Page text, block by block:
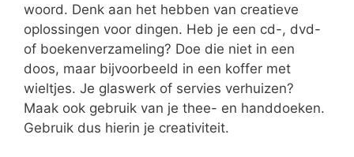
woord. Denk aan het hebben van creatieve
oplossingen voor dingen. Heb je een cd-, dvd-
of boekenverzameling? Doe die niet in een
doos, maar bijvoorbeeld in een koffer met
wieltjes. Je glaswerk of servies verhuizen?
Maak ook gebruik van je thee- en handdoeken.
Gebruik dus hierin je creativiteit.